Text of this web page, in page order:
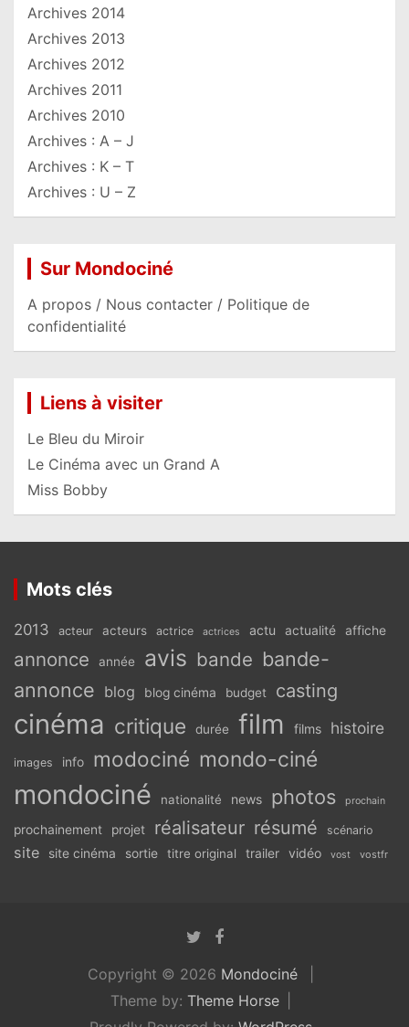
Archives 2014
Archives 2013
Archives 2012
Archives 2011
Archives 2010
Archives : A – J
Archives : K – T
Archives : U – Z
Sur Mondociné
A propos / Nous contacter / Politique de
confidentialité
Liens à visiter
Le Bleu du Miroir
Le Cinéma avec un Grand A
Miss Bobby
Mots clés
2013 acteur acteurs actrice actrices actu actualité affiche
annonce année avis bande bande-
annonce blog blog cinéma budget casting
cinéma critique durée film films histoire
images info modociné mondo-ciné
mondociné nationalité news photos prochain
prochainement projet réalisateur résumé scénario
site site cinéma sortie titre original trailer vidéo vost vostfr
Copyright © 2026 Mondociné
Theme by: Theme Horse